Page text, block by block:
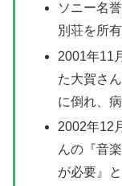
ソニー名
別荘を所有
2001年11
た大賀さ
に倒れ、
2002年12
んの『音
が必要』